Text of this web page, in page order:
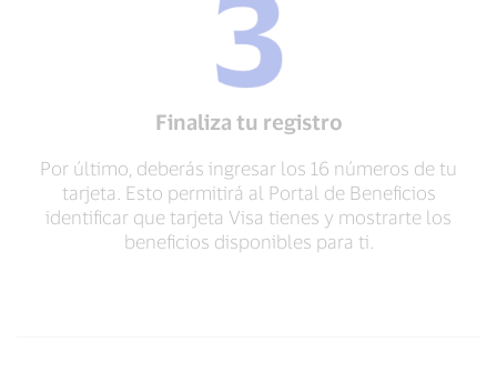
Finaliza tu registro
Por último, deberás ingresar los 16 números de tu
tarjeta. Esto permitirá al Portal de Beneficios
identificar que tarjeta Visa tienes y mostrarte los
beneficios disponibles para ti.